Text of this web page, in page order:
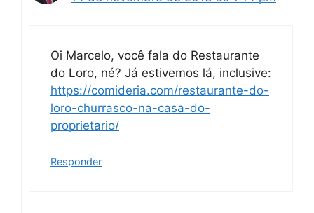
Oi Marcelo, você fala do Restaurante
do Loro, né? Já estivemos lá, inclusive:
https://comideria.com/restaurante-do-
loro-churrasco-na-casa-do-
proprietario/
Responder